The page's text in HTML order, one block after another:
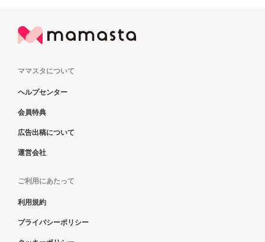
ママスタについて
ヘルプセンター
会員特典
広告出稿について
運営会社
ご利用にあたって
利用規約
プライバシーポリシー